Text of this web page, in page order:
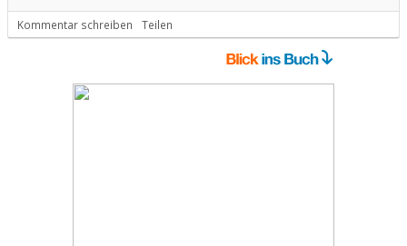
Kommentar schreiben Teilen